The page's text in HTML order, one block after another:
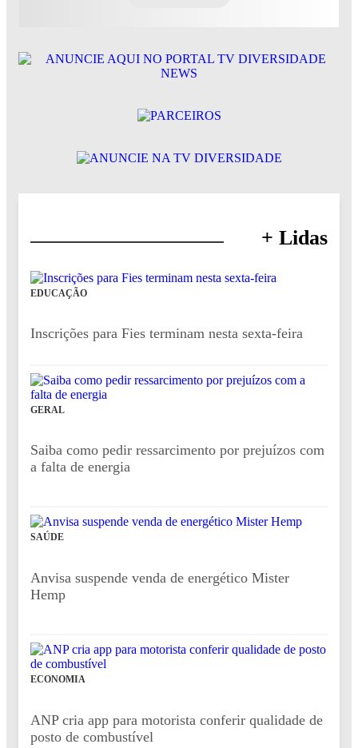
+ Lidas
EDUCAÇÃO
Inscrições para Fies terminam nesta sexta-feira
GERAL
Saiba como pedir ressarcimento por prejuízos com
a falta de energia
SAÚDE
Anvisa suspende venda de energético Mister
Hemp
ECONOMIA
ANP cria app para motorista conferir qualidade de
posto de combustível